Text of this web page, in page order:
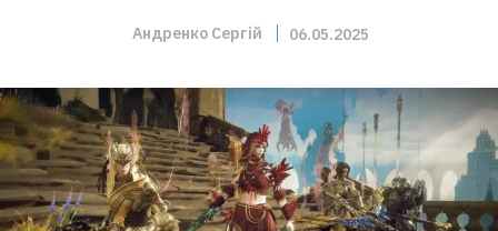
Андренко Сергій 06.05.2025